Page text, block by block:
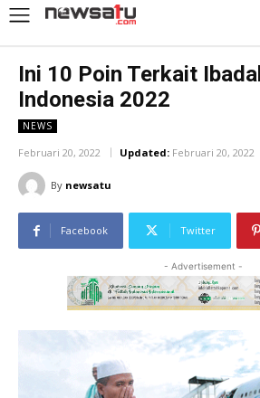
Ini 10 Poin Terkait
Indonesia 2022
NEWS
Februari 20, 2022 Updated: Februari 20, 2022
By newsatu
Facebook Twitter
- Advertisement -